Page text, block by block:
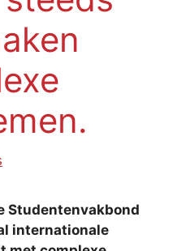
Studentenvakbond
internationale